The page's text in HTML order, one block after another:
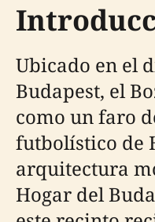
Ubicado en el
Budapest, el
como un faro
futbolístico de
arquitectura
Hogar del